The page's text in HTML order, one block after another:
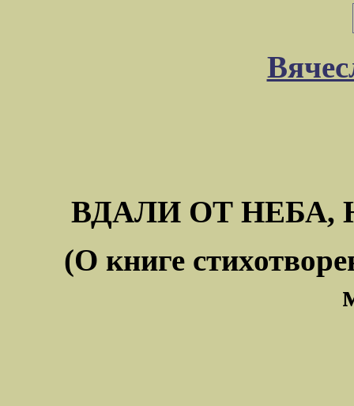
ВДАЛИ ОТ НЕБА,
(О книге